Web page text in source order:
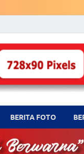
BERITA FOTO